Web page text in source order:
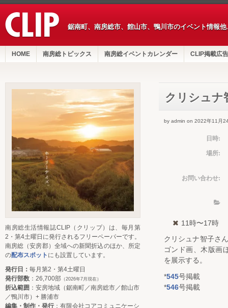
鋸南町、南房総市、館山市、鴨川市のイベント情報
HOME 南房総トピックス 南房総イベントカレンダー CLIP掲載広告
クリシュナ
by admin on 2022年11月
日時:
場所:
お問い合わせ:
11時〜17時
クリシュナ智子さ
ゴンド画、木版画
を展示する。
*545号掲載
*546号掲載
南房総生活情報誌CLIP（クリップ）は、毎月第
2・第4土曜日に発行されるフリーペーパーです。
南房総（安房郡）全域への新聞折込のほか、所定
の配布スポット にも設置しています。
発行日： 毎月第2・第4土曜日
発行部数 ：26,700部 （2026年7月現在）
折込範囲 ：安房地域（鋸南町／南房総市／館山市
／鴨川市）+ 勝浦市
編集・制作・発行：有限会社コアコミュニケーシ